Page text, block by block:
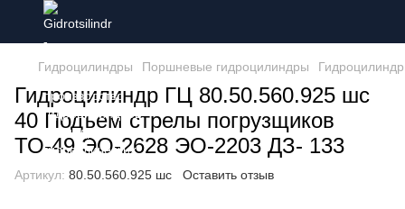
Гидроцилиндры Поршневые гидроцилиндры
Гидроцилиндр ГЦ 80.50.560.925 шс
40 Подъем стрелы погрузщиков
ТО-49 ЭО-2628 ЭО-2203 ДЗ- 133
Артикул: 80.50.560.925 шс Оставить отзыв